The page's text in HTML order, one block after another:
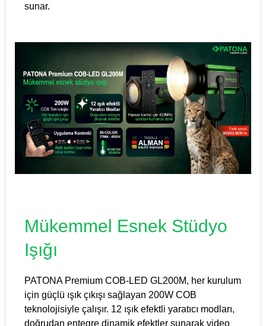
sunar.
Mükemmel Esnek Stüdyo
Işığı
PATONA Premium COB-LED GL200M, her kurulum
için güçlü ışık çıkışı sağlayan 200W COB
teknolojisiyle çalışır. 12 ışık efektli yaratıcı modları,
doğrudan entegre dinamik efektler sunarak video